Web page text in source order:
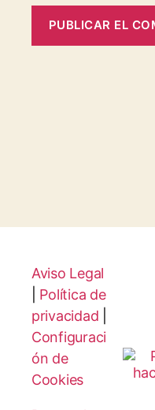
Aviso Legal
Política de
privacidad
Configuraci
ón de
Cookies